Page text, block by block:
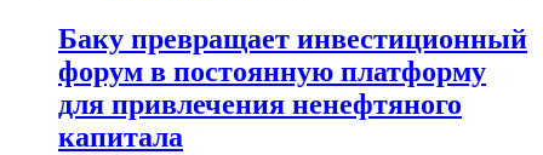
Баку превращает инвестиционный
форум в постоянную платформу
для привлечения ненефтяного
капитала